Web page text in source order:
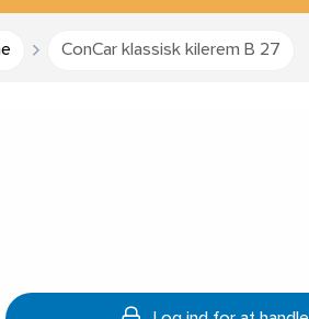
ConCar klassisk kilerem B 27